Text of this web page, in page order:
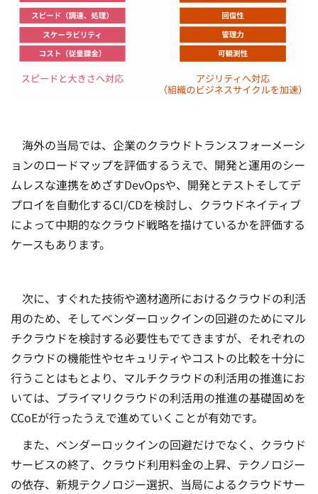
海外の当局では、企業のクラウドトランスフォーメーシ
ョンのロードマップを評価するうえで、開発と運用のシー
ムレスな連携をめざすDevOpsや、開発とテストそしてデ
プロイを自動化するCI/CDを検討し、クラウドネイティブ
によって中期的なクラウド戦略を描けているかを評価する
ケースもあります。
次に、すぐれた技術や適材適所におけるクラウドの利活
用のため、そしてベンダーロックインの回避のためにマル
チクラウドを検討する必要性もでてきますが、それぞれの
クラウドの機能性やセキュリティやコストの比較を十分に
行うことはもとより、マルチクラウドの利活用の推進にお
いては、プライマリクラウドの利活用の推進の基礎固めを
CCoEが行ったうえで進めていくことが有効です。
また、ベンダーロックインの回避だけでなく、クラウド
サービスの終了、クラウド利用料金の上昇、テクノロジー
の依存、新規テクノロジー選択、当局によるクラウドサー